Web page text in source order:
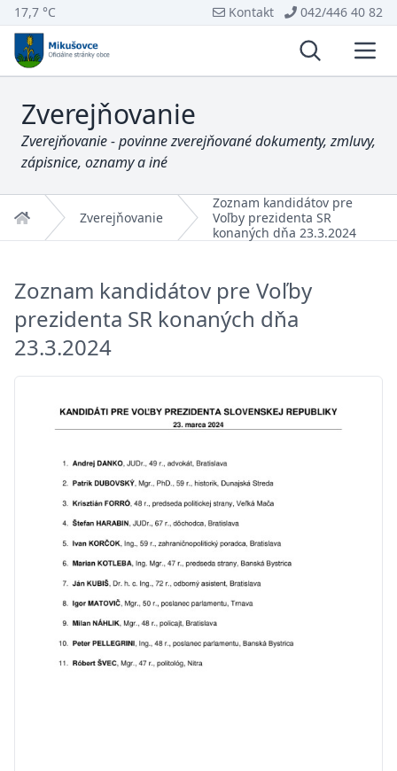
17,7 °C Kontakt 042/446 40 82
Vyhľadávanie
Zverejňovanie
Zverejňovanie - povinne zverejňované dokumenty, zmluvy,
zápisnice, oznamy a iné
Domov Zverejňovanie
Zoznam kandidátov pre
Voľby prezidenta SR
konaných dňa 23.3.2024
Zoznam kandidátov pre Voľby
prezidenta SR konaných dňa
23.3.2024